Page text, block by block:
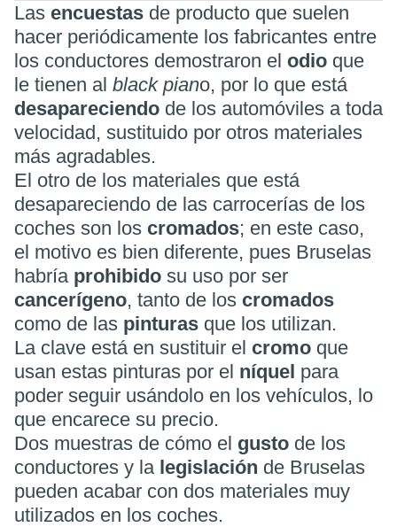
Las encuestas de producto que suelen
hacer periódicamente los fabricantes entre
los conductores demostraron el odio que
le tienen al black piano, por lo que está
desapareciendo de los automóviles a toda
velocidad, sustituido por otros materiales
más agradables.
El otro de los materiales que está
desapareciendo de las carrocerías de los
coches son los cromados; en este caso,
el motivo es bien diferente, pues Bruselas
habría prohibido su uso por ser
cancerígeno, tanto de los cromados
como de las pinturas que los utilizan.
La clave está en sustituir el cromo que
usan estas pinturas por el níquel para
poder seguir usándolo en los vehículos, lo
que encarece su precio.
Dos muestras de cómo el gusto de los
conductores y la legislación de Bruselas
pueden acabar con dos materiales muy
utilizados en los coches.